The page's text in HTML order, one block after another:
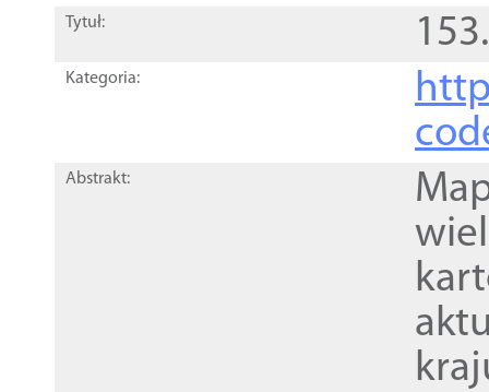
Tytuł:
Kategoria:
Abstrakt: